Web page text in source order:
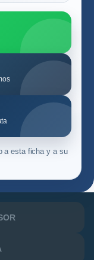
a esta ficha y a su